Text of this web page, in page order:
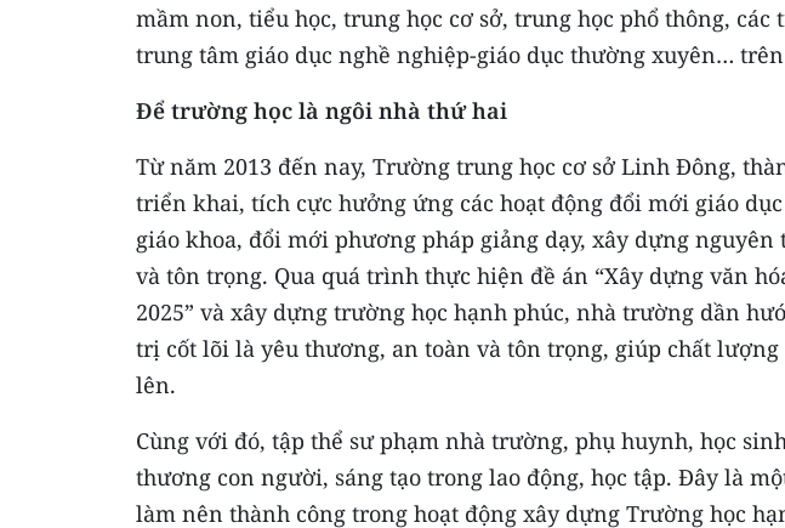
mầm non, tiểu học, trung học cơ sở, trung học phổ thông,
trung tâm giáo dục nghề nghiệp-giáo dục thường xuyên…
Để trường học là ngôi nhà thứ hai
Từ năm 2013 đến nay, Trường trung học cơ sở Linh Đông,
triển khai, tích cực hưởng ứng các hoạt động đổi mới giáo
giáo khoa, đổi mới phương pháp giảng dạy, xây dựng
và tôn trọng. Qua quá trình thực hiện đề án “Xây dựng văn
2025” và xây dựng trường học hạnh phúc, nhà trường dần
trị cốt lõi là yêu thương, an toàn và tôn trọng, giúp chất
lên.
Cùng với đó, tập thể sư phạm nhà trường, phụ huynh, học
thương con người, sáng tạo trong lao động, học tập. Đây là
làm nên thành công trong hoạt động xây dựng Trường học